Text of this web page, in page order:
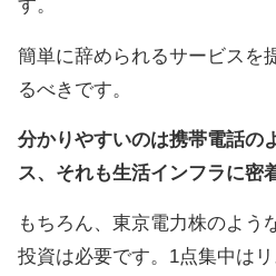
す。
簡単に辞められるサービスを
るべきです。
分かりやすいのは携帯電話の
ス、それも生活インフラに密
もちろん、東京電力株のよう
投資は必要です。1点集中はリ